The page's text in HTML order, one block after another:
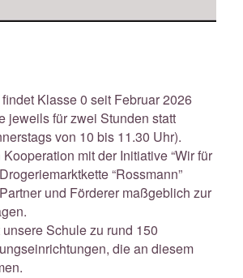
Klasse 0 seit Februar 2026
jeweils für zwei Stunden statt
von 10 bis 11.30 Uhr).
mit der Initiative “Wir für
“Rossmann”
und Förderer maßgeblich zur
Schule zu rund 150
die an diesem